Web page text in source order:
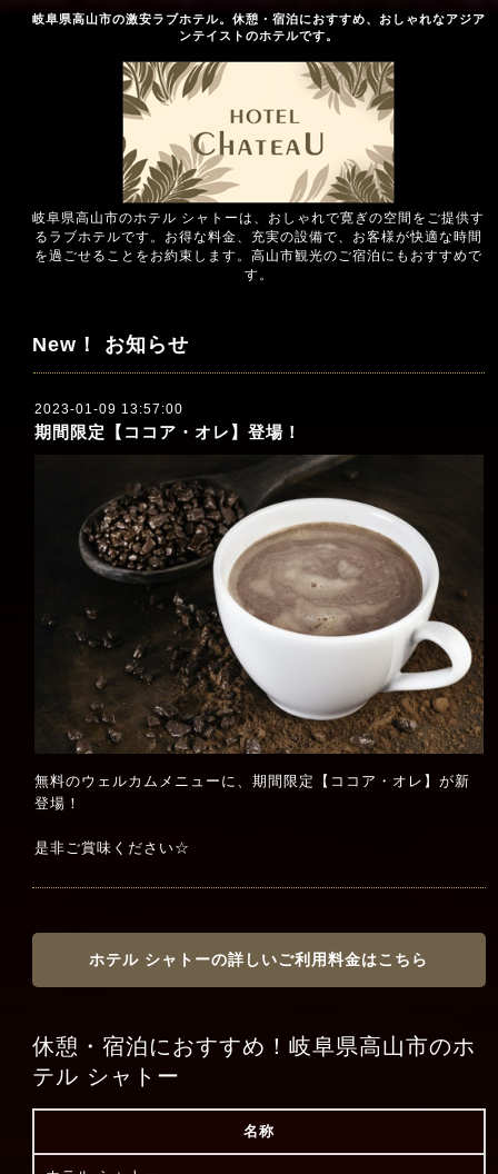
岐阜県高山市の激安ラブホテル。休憩・宿泊におすすめ、おしゃれなアジア
ンテイストのホテルです。
岐阜県高山市のホテル シャトーは、おしゃれで寛ぎの空間をご提供す
るラブホテルです。お得な料金、充実の設備で、お客様が快適な時間
を過ごせることをお約束します。高山市観光のご宿泊にもおすすめで
す。
New！ お知らせ
2023-01-09 13:57:00
期間限定【ココア・オレ】登場！
無料のウェルカムメニューに、期間限定【ココア・オレ】が新
登場！
是非ご賞味ください☆
ホテル シャトーの詳しいご利用料金はこちら
休憩・宿泊におすすめ！岐阜県高山市のホ
テル シャトー
名称